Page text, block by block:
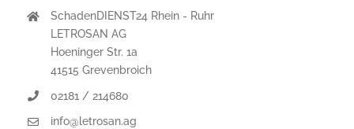
SchadenDIENST24 Rhein - Ruhr
LETROSAN AG
Hoeninger Str. 1a
41515 Grevenbroich
02181 / 214680
info@letrosan.ag